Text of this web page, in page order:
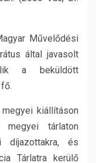
Művelődési
által javasolt
a beküldött
kiállításon
megyei tárlaton
díjazottakra, és
Tárlatra kerülő